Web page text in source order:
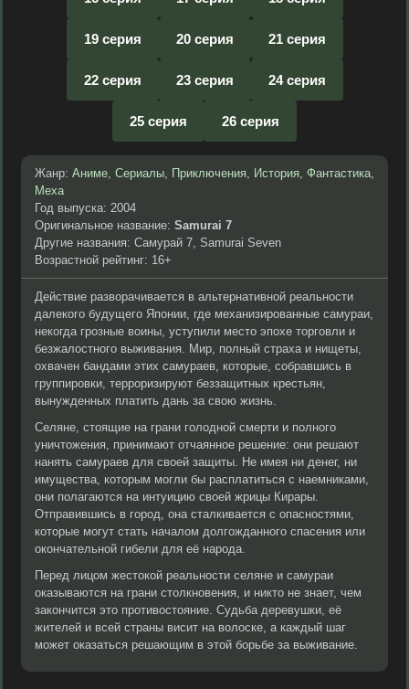
19 серия 20 серия 21 серия
22 серия 23 серия 24 серия
25 серия 26 серия
Жанр: Аниме, Сериалы, Приключения, История, Фантастика,
Меха
Год выпуска: 2004
Оригинальное название: Samurai 7
Другие названия: Самурай 7, Samurai Seven
Возрастной рейтинг: 16+
Действие разворачивается в альтернативной реальности
далекого будущего Японии, где механизированные самураи,
некогда грозные воины, уступили место эпохе торговли и
безжалостного выживания. Мир, полный страха и нищеты,
охвачен бандами этих самураев, которые, собравшись в
группировки, терроризируют беззащитных крестьян,
вынужденных платить дань за свою жизнь.
Селяне, стоящие на грани голодной смерти и полного
уничтожения, принимают отчаянное решение: они решают
нанять самураев для своей защиты. Не имея ни денег, ни
имущества, которым могли бы расплатиться с наемниками,
они полагаются на интуицию своей жрицы Кирары.
Отправившись в город, она сталкивается с опасностями,
которые могут стать началом долгожданного спасения или
окончательной гибели для её народа.
Перед лицом жестокой реальности селяне и самураи
оказываются на грани столкновения, и никто не знает, чем
закончится это противостояние. Судьба деревушки, её
жителей и всей страны висит на волоске, а каждый шаг
может оказаться решающим в этой борьбе за выживание.